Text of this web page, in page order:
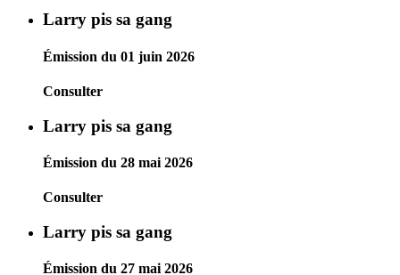
Larry pis sa gang
Émission du 01 juin 2026
Consulter
Larry pis sa gang
Émission du 28 mai 2026
Consulter
Larry pis sa gang
Émission du 27 mai 2026